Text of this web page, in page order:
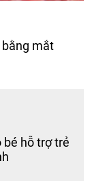
mắt
bé hỗ trợ trẻ